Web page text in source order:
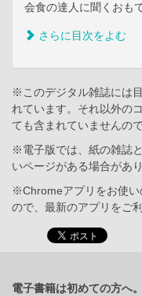
会食の達人に聞くおも
さらに目次をよむ
※このデジタル雑誌には
れています。それ以外の
ても含まれていませんの
※電子版では、紙の雑誌
いページがある場合があり
※Chromeアプリをお使い
ので、最新のアプリをご
電子書籍は初めての方へ